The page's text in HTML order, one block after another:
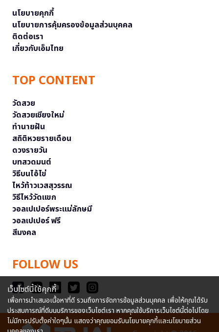
นโยบายคุกกี้
นโยบายการคุ้มครองข้อมูลส่วนบุคคล
ติดต่อเรา
เกี่ยวกับเอ็มไทย
TOP CONTENT
วัดสวย
วัดสวยเชียงใหม่
ทำนายฝัน
สถิติหวยรายเดือน
ดวงรายวัน
บทสวดมนต์
วิธีบนไอ้ไข่
ไหว้ท้าวเวสสุวรรณ
วิธีไหว้วัดแขก
วอลเปเปอร์พระแม่ลักษมี
วอลเปเปอร์ ฟรี
สีมงคล
FOLLOW US
เว็บไซต์นี้ใช้คุกกี้
เพื่อการนำเสนอเนื้อหาที่ดี รวมถึงการจัดการข้อมูลส่วนบุคคล เพื่อให้คุณได้รับ
ประสบการณ์ที่ดีบนบริการของเว็บไซต์เรา หากคุณใช้บริการเว็บไซต์นี้ต่อไปโดย
ไม่มีการปรับตั้งค่าใดๆนั้น แสดงว่าคุณยอมรับนโยบายคุกกี้และนโยบายส่วน